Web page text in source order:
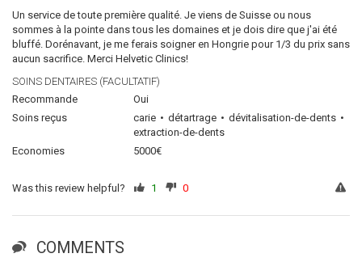
Un service de toute première qualité. Je viens de Suisse ou nous
sommes à la pointe dans tous les domaines et je dois dire que j'ai été
bluffé. Dorénavant, je me ferais soigner en Hongrie pour 1/3 du prix sans
aucun sacrifice. Merci Helvetic Clinics!
SOINS DENTAIRES (FACULTATIF)
Recommande
Oui
Soins reçus
carie détartrage
dévitalisation-de-dents
extraction-de-dents
Economies
5000€
Was this review helpful? 1 0
COMMENTS